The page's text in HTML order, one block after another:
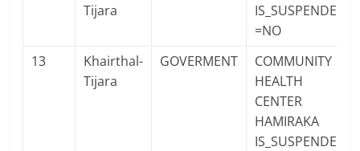
Tijara
IS_SUSPENDED
=NO
13
Khairthal-
Tijara
GOVERMENT
COMMUNITY
HEALTH
CENTER
HAMIRAKA
IS_SUSPENDED